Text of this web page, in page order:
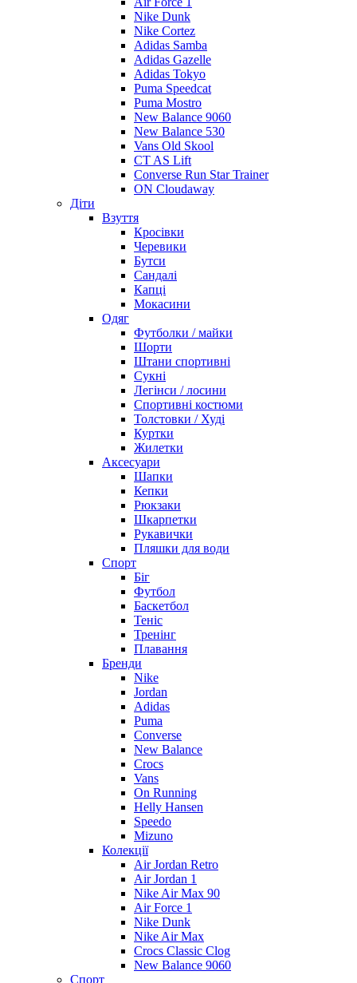
Nike Dunk
Nike Cortez
Adidas Samba
Adidas Gazelle
Adidas Tokyo
Puma Speedcat
Puma Mostro
New Balance 9060
New Balance 530
Vans Old Skool
CT AS Lift
Converse Run Star Trainer
ON Cloudaway
Діти
Взуття
Кросівки
Черевики
Бутси
Сандалі
Капці
Мокасини
Одяг
Футболки / майки
Шорти
Штани спортивні
Сукні
Легінси / лосини
Спортивні костюми
Толстовки / Худі
Куртки
Жилетки
Аксесуари
Шапки
Кепки
Рюкзаки
Шкарпетки
Рукавички
Пляшки для води
Спорт
Біг
Футбол
Баскетбол
Теніс
Тренінг
Плавання
Бренди
Nike
Jordan
Adidas
Puma
Converse
New Balance
Crocs
Vans
On Running
Helly Hansen
Speedo
Mizuno
Колекції
Air Jordan Retro
Air Jordan 1
Nike Air Max 90
Air Force 1
Nike Dunk
Nike Air Max
Crocs Classic Clog
New Balance 9060
Спорт